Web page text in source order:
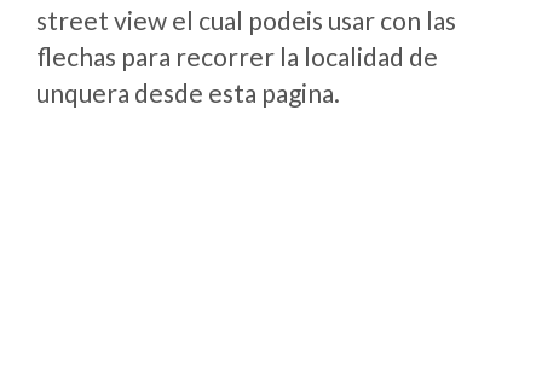
street view el cual podeis usar con las
flechas para recorrer la localidad de
unquera desde esta pagina.